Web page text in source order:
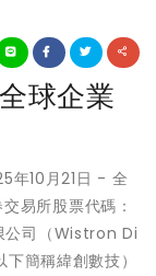
球企業
年10月21日 - 全
交易所股票代碼：
公司（Wistron Di
稱緯創數技）